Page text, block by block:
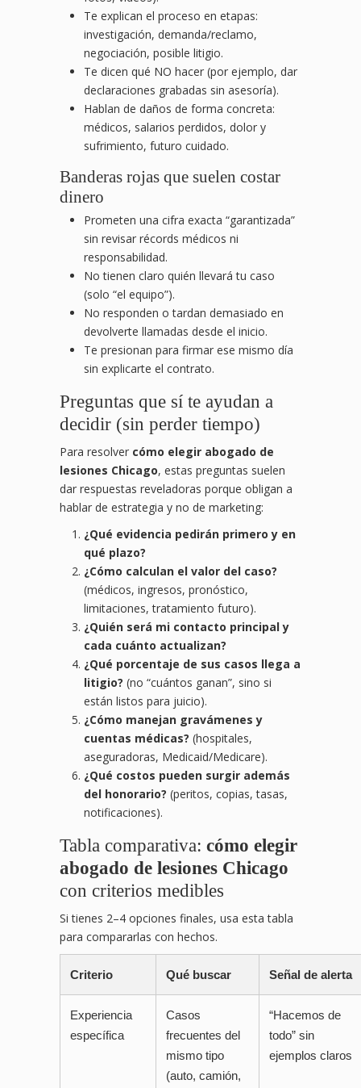
Te explican el proceso en etapas:
investigación, demanda/reclamo,
negociación, posible litigio.
Te dicen qué NO hacer (por ejemplo, dar
declaraciones grabadas sin asesoría).
Hablan de daños de forma concreta:
médicos, salarios perdidos, dolor y
sufrimiento, futuro cuidado.
Banderas rojas que suelen costar
dinero
Prometen una cifra exacta “garantizada”
sin revisar récords médicos ni
responsabilidad.
No tienen claro quién llevará tu caso
(solo “el equipo”).
No responden o tardan demasiado en
devolverte llamadas desde el inicio.
Te presionan para firmar ese mismo día
sin explicarte el contrato.
Preguntas que sí te ayudan a
decidir (sin perder tiempo)
Para resolver cómo elegir abogado de
lesiones Chicago, estas preguntas suelen
dar respuestas reveladoras porque obligan a
hablar de estrategia y no de marketing:
¿Qué evidencia pedirán primero y en
qué plazo?
¿Cómo calculan el valor del caso?
(médicos, ingresos, pronóstico,
limitaciones, tratamiento futuro).
¿Quién será mi contacto principal y
cada cuánto actualizan?
¿Qué porcentaje de sus casos llega a
litigio? (no “cuántos ganan”, sino si
están listos para juicio).
¿Cómo manejan gravámenes y
cuentas médicas? (hospitales,
aseguradoras, Medicaid/Medicare).
¿Qué costos pueden surgir además
del honorario? (peritos, copias, tasas,
notificaciones).
Tabla comparativa: cómo elegir
abogado de lesiones Chicago
con criterios medibles
Si tienes 2–4 opciones finales, usa esta tabla
para compararlas con hechos.
Criterio Qué buscar Señal de alerta
Experiencia
específica
Casos
frecuentes del
mismo tipo
(auto, camión,
“Hacemos de
todo” sin
ejemplos claros